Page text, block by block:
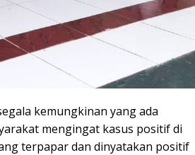
kemungkinan yang ada
mengingat kasus positif di
terpapar dan dinyatakan positif